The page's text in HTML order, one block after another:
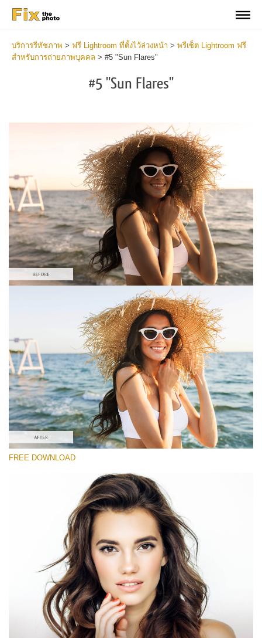
บริการรีทัชภาพ > ฟรี Lightroom ที่ตั้งไว้ล่วงหน้า > พรีเซ็ต Lightroom ฟรี
สำหรับการถ่ายภาพบุคคล > #5 "Sun Flares"
#5 "Sun Flares"
โปรดเลือก
(40 Lr Presets)
Wedding Collection
(400 Lr Presets)
Entire Collection
(2067 Lr Presets)
ดาวน์โหลดฟรี
FREE DOWNLOAD